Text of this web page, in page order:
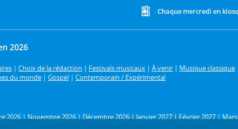
Chaque mercredi en
2026
| Choix de la rédaction | Festivals musicaux | À venir | Musique classique
du monde | Gospel | Contemporain / Expérimental
2026|Novembre 2026|Décembre 2026|Janvier 2027|Février 2027|